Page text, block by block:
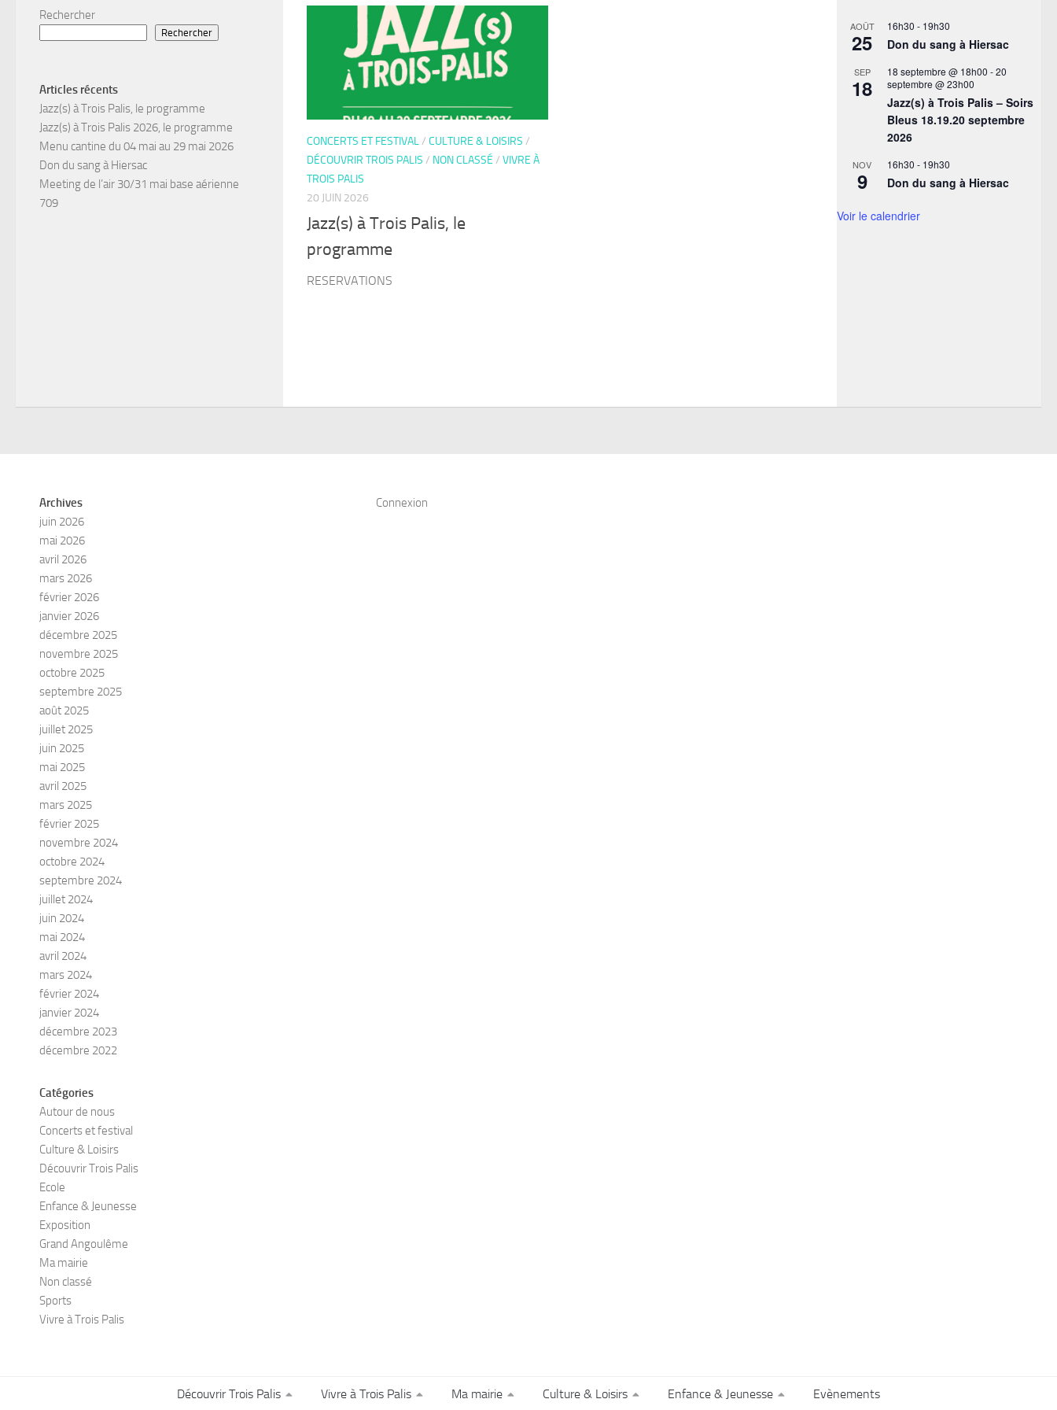
CONCERTS ET FESTIVAL/ CULTURE & LOISIRS /
DÉCOUVRIR TROIS PALIS / NON CLASSÉ / VIVRE À
TROIS PALIS
20 JUIN 2026
Jazz(s) à Trois Palis, le
programme
RESERVATIONS
Rechercher
Rechercher
Articles récents
Jazz(s) à Trois Palis, le programme
Jazz(s) à Trois Palis 2026, le programme
Menu cantine du 04 mai au 29 mai 2026
Don du sang à Hiersac
Meeting de l’air 30/31 mai base aérienne
709
AOÛT
25
16h30 - 19h30
Don du sang à Hiersac
SEP
18
18 septembre @ 18h00 -20
septembre @ 23h00
Jazz(s) à Trois Palis – Soirs
Bleus 18.19.20 septembre
2026
NOV
9
16h30 - 19h30
Don du sang à Hiersac
Voir le calendrier
Archives
juin 2026
mai 2026
avril 2026
mars 2026
février 2026
janvier 2026
décembre 2025
novembre 2025
octobre 2025
septembre 2025
août 2025
juillet 2025
juin 2025
mai 2025
avril 2025
mars 2025
février 2025
novembre 2024
octobre 2024
septembre 2024
juillet 2024
juin 2024
mai 2024
avril 2024
mars 2024
février 2024
janvier 2024
décembre 2023
décembre 2022
Catégories
Autour de nous
Concerts et festival
Culture & Loisirs
Découvrir Trois Palis
Ecole
Enfance & Jeunesse
Exposition
Grand Angoulême
Ma mairie
Non classé
Sports
Vivre à Trois Palis
Connexion
Découvrir Trois Palis Vivre à Trois Palis Ma mairie Culture & Loisirs Enfance & Jeunesse Evènements